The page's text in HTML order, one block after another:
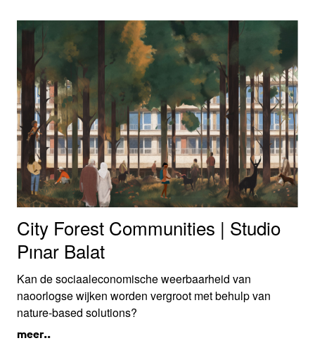
City Forest Communities | Studio
Pınar Balat
Kan de sociaaleconomische weerbaarheid van
naoorlogse wijken worden vergroot met behulp van
nature-based solutions?
meer..